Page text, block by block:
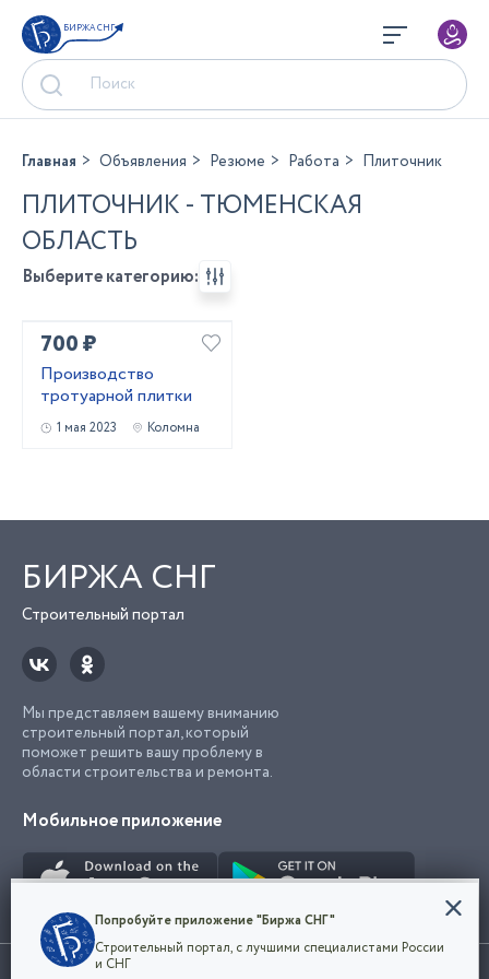
БИРЖА СНГ
Главная Объявления Резюме Работа Плиточник
ПЛИТОЧНИК - ТЮМЕНСКАЯ
ОБЛАСТЬ
Выберите категорию:
700 ₽
Производство
тротуарной плитки
1 мая 2023 Коломна
БИРЖА СНГ
Строительный портал
Мы представляем вашему вниманию
строительный портал, который
поможет решить вашу проблему в
области строительства и ремонта.
Мобильное приложение
Использование сайта, в том числе подача объявлений, означает
Конфиденциальность
Мы используем файлы cookie, чтобы сделать
наш сайт удобным для каждого
Попробуйте приложение "Биржа СНГ"
Строительный портал, с лучшими специалистами России
и СНГ